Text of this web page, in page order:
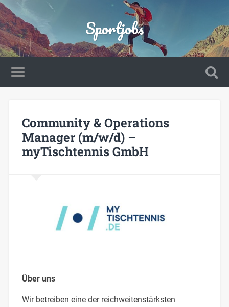
Sportjobs
Community & Operations
Manager (m/w/d) –
myTischtennis GmbH
Über uns
Wir betreiben eine der reichweitenstärksten